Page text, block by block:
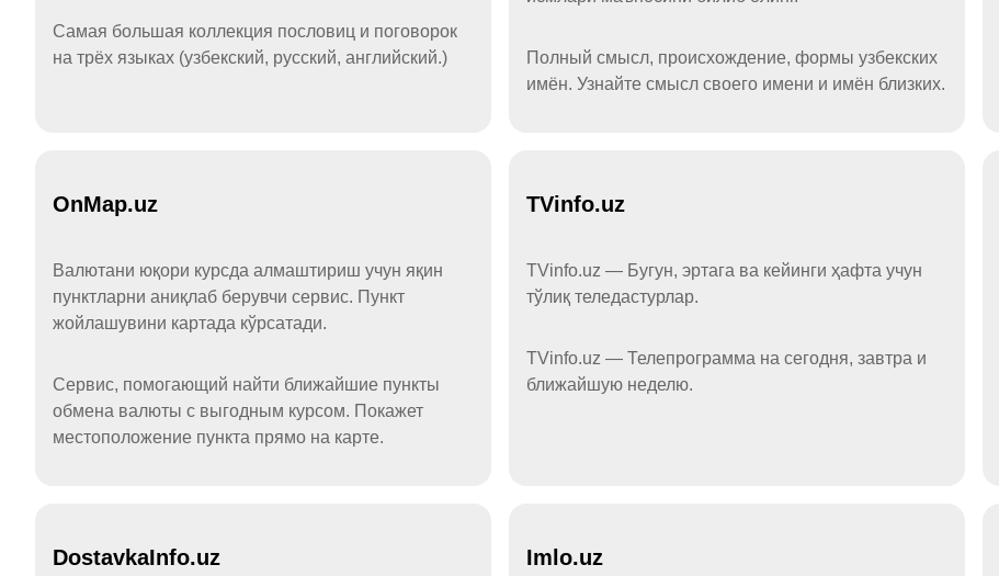
Самая большая коллекция пословиц и поговорок
на трёх языках (узбекский, русский, английский.)
Полный смысл, происхождение, формы узбекских
имён. Узнайте смысл своего имени и имён близких.
OnMap.uz
Валютани юқори курсда алмаштириш учун яқин
пунктларни аниқлаб берувчи сервис. Пункт
жойлашувини картада кўрсатади.
Сервис, помогающий найти ближайшие пункты
обмена валюты с выгодным курсом. Покажет
местоположение пункта прямо на карте.
TVinfo.uz
TVinfo.uz — Бугун, эртага ва кейинги ҳафта учун
тўлиқ теледастурлар.
TVinfo.uz — Телепрограмма на сегодня, завтра и
ближайшую неделю.
DostavkaInfo.uz Imlo.uz